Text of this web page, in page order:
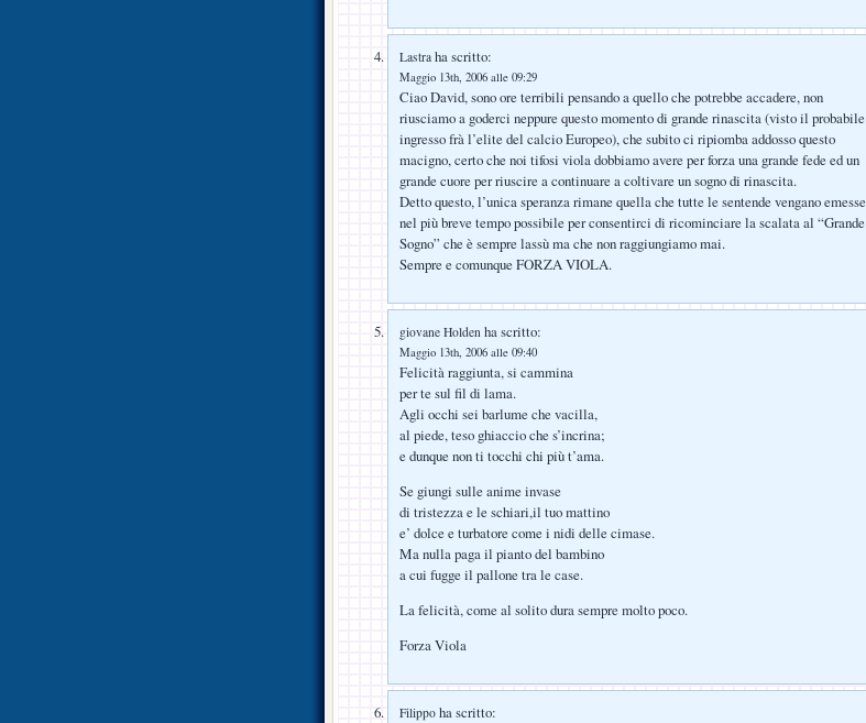
Lastra ha scritto:
Maggio 13th, 2006 alle 09:29
Ciao David, sono ore terribili pensando a quello che potrebbe accadere, non
riusciamo a goderci neppure questo momento di grande rinascita (visto il probabile
ingresso frà l’elite del calcio Europeo), che subito ci ripiomba addosso questo
macigno, certo che noi tifosi viola dobbiamo avere per forza una grande fede ed un
grande cuore per riuscire a continuare a coltivare un sogno di rinascita.
Detto questo, l’unica speranza rimane quella che tutte le sentende vengano emesse
nel più breve tempo possibile per consentirci di ricominciare la scalata al “Grande
Sogno” che è sempre lassù ma che non raggiungiamo mai.
Sempre e comunque FORZA VIOLA.
giovane Holden ha scritto:
Maggio 13th, 2006 alle 09:40
Felicità raggiunta, si cammina
per te sul fil di lama.
Agli occhi sei barlume che vacilla,
al piede, teso ghiaccio che s’incrina;
e dunque non ti tocchi chi più t’ama.
Se giungi sulle anime invase
di tristezza e le schiari,il tuo mattino
e’ dolce e turbatore come i nidi delle cimase.
Ma nulla paga il pianto del bambino
a cui fugge il pallone tra le case.
La felicità, come al solito dura sempre molto poco.
Forza Viola
Filippo ha scritto: